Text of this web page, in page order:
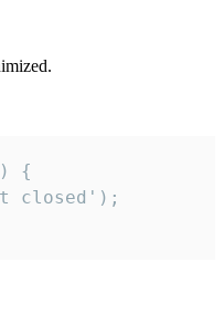
{
closed');